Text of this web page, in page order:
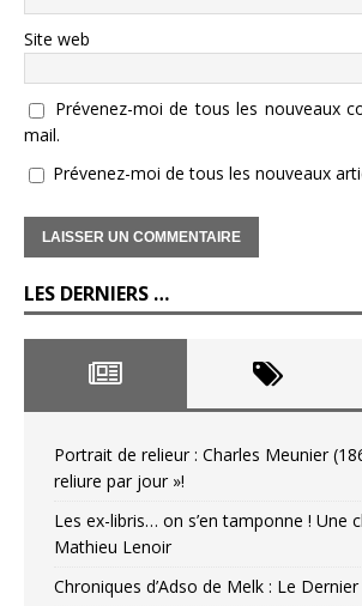
Site web
Prévenez-moi de tous les nouveaux
mail.
Prévenez-moi de tous les nouveaux
LES DERNIERS …
Portrait de relieur : Charles Meunier
reliure par jour »!
Les ex-libris… on s’en tamponne ! Une
Mathieu Lenoir
Chroniques d’Adso de Melk : Le